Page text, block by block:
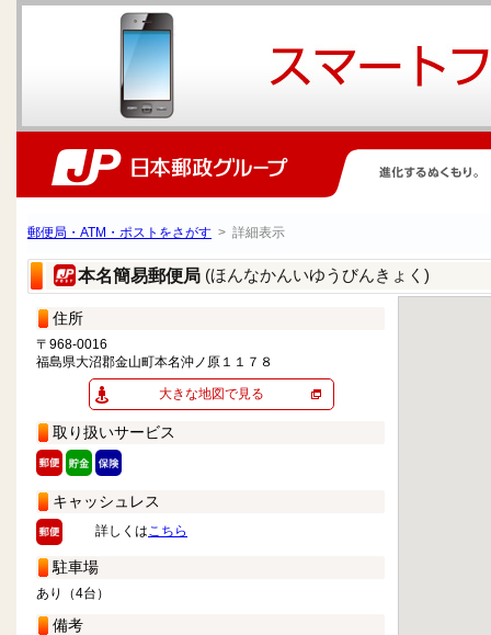
郵便局・ATM・ポストをさがす > 詳細表示
本名簡易郵便局 (ほんなかんいゆうびんきょく)
住所
〒968-0016
福島県大沼郡金山町本名沖ノ原１１７８
大きな地図で見る
取り扱いサービス
キャッシュレス
詳しくはこちら
駐車場
あり（4台）
備考